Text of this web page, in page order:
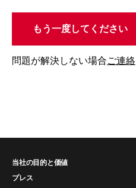
もう一度してください
問題が解決しない場合ご連絡
当社の目的と価値
プレス